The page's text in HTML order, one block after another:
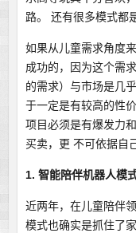
路。 还有很多模式都
如果从儿童需求角度
成功的，因为这个需
的需求）与市场是几
于一定是有较高的性
项目必须是有爆发力
买卖，更 不可依据自
1. 智能陪伴机器人模
近两年，在儿童陪伴
模式也确实是抓住了